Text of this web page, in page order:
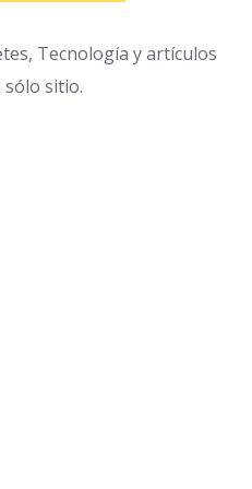
Tecnología y artículos
sitio.